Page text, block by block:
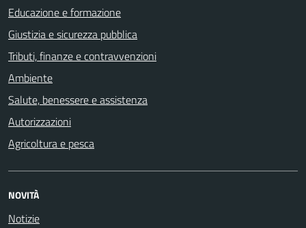
Educazione e formazione
Giustizia e sicurezza pubblica
Tributi, finanze e contravvenzioni
Ambiente
Salute, benessere e assistenza
Autorizzazioni
Agricoltura e pesca
NOVITÀ
Notizie